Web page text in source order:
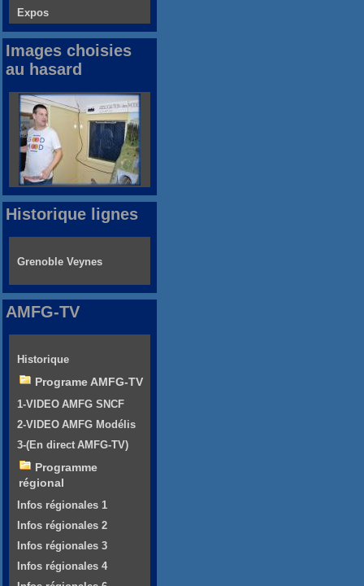
Expos
Images choisies
au hasard
Historique lignes
Grenoble Veynes
AMFG-TV
Historique
Programe AMFG-TV
1-VIDEO AMFG SNCF
2-VIDEO AMFG Modélis
3-(En direct AMFG-TV)
Programme
régional
Infos régionales 1
Infos régionales 2
Infos régionales 3
Infos régionales 4